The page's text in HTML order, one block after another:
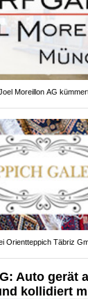
Moreillon AG
Orientteppich Täbriz
Auto gerät
kollidiert